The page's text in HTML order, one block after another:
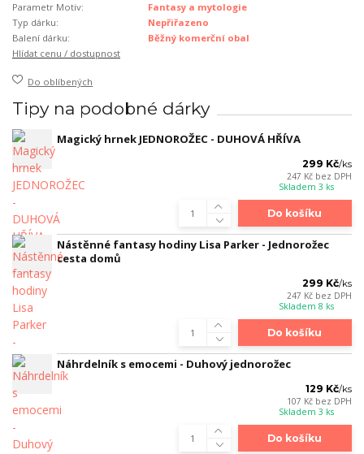
Parametr Motiv:
Fantasy a mytologie
Typ dárku:
Nepřiřazeno
Balení dárku:
Běžný komerční obal
Hlídat cenu / dostupnost
Do oblíbených
Tipy na podobné dárky
Magický hrnek JEDNOROŽEC - DUHOVÁ HŘÍVA
299 Kč/ks
247 Kč bez DPH
Skladem 3 ks
Do košíku
Nástěnné fantasy hodiny Lisa Parker - Jednorožec
cesta domů
299 Kč/ks
247 Kč bez DPH
Skladem 8 ks
Do košíku
Náhrdelník s emocemi - Duhový jednorožec
129 Kč/ks
107 Kč bez DPH
Skladem 3 ks
Do košíku